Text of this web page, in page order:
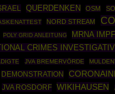
QUERDENKEN OSM
NORD STREAM
POLY GRID ANLEITUNG MRNA
CRIMES
JVA BREMERVÖRDE
DEMONSTRATION
JVA ROSDORF WIKIHAUSEN